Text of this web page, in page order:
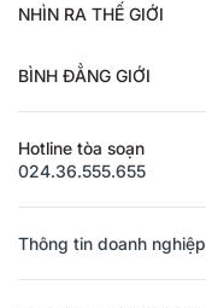
NHÌN RA THẾ GIỚI
BÌNH ĐẲNG GIỚI
Hotline tòa soạn
024.36.555.655
Thông tin doanh nghiệp